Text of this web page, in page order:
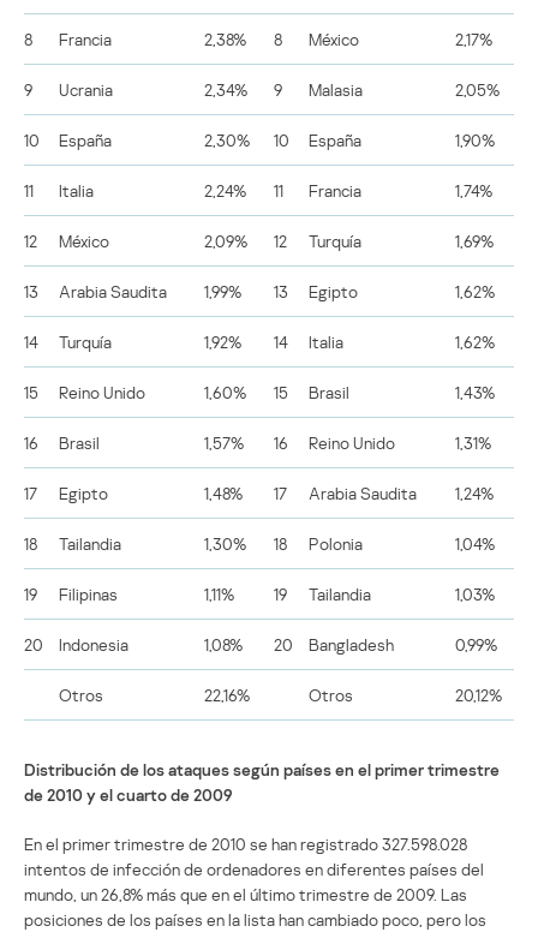
8 Francia 2,38% 8 México 2,17%
9 Ucrania 2,34% 9 Malasia 2,05%
10 España 2,30% 10 España 1,90%
11 Italia 2,24% 11 Francia 1,74%
12 México 2,09% 12 Turquía 1,69%
13 Arabia Saudita 1,99% 13 Egipto 1,62%
14 Turquía 1,92% 14 Italia 1,62%
15 Reino Unido 1,60% 15 Brasil 1,43%
16 Brasil 1,57% 16 Reino Unido 1,31%
17 Egipto 1,48% 17 Arabia Saudita 1,24%
18 Tailandia 1,30% 18 Polonia 1,04%
19 Filipinas 1,11% 19 Tailandia 1,03%
20 Indonesia 1,08% 20 Bangladesh 0,99%
Otros 22,16% Otros 20,12%
Distribución de los ataques según países en el primer trimestre
de 2010 y el cuarto de 2009
En el primer trimestre de 2010 se han registrado 327.598.028
intentos de infección de ordenadores en diferentes países del
mundo, un 26,8% más que en el último trimestre de 2009. Las
posiciones de los países en la lista han cambiado poco, pero los